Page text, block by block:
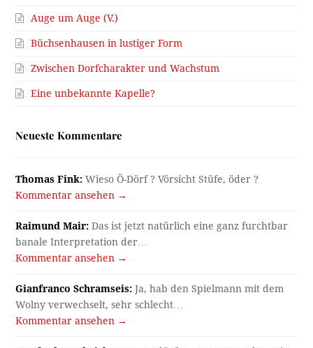
Auge um Auge (V.)
Büchsenhausen in lustiger Form
Zwischen Dorfcharakter und Wachstum
Eine unbekannte Kapelle?
Neueste Kommentare
Thomas Fink: Wieso Ö-Dörf ? Vörsicht Stüfe, öder ?
Kommentar ansehen →
Raimund Mair: Das ist jetzt natürlich eine ganz furchtbar
banale Interpretation der…
Kommentar ansehen →
Gianfranco Schramseis: Ja, hab den Spielmann mit dem
Wolny verwechselt, sehr schlecht…
Kommentar ansehen →